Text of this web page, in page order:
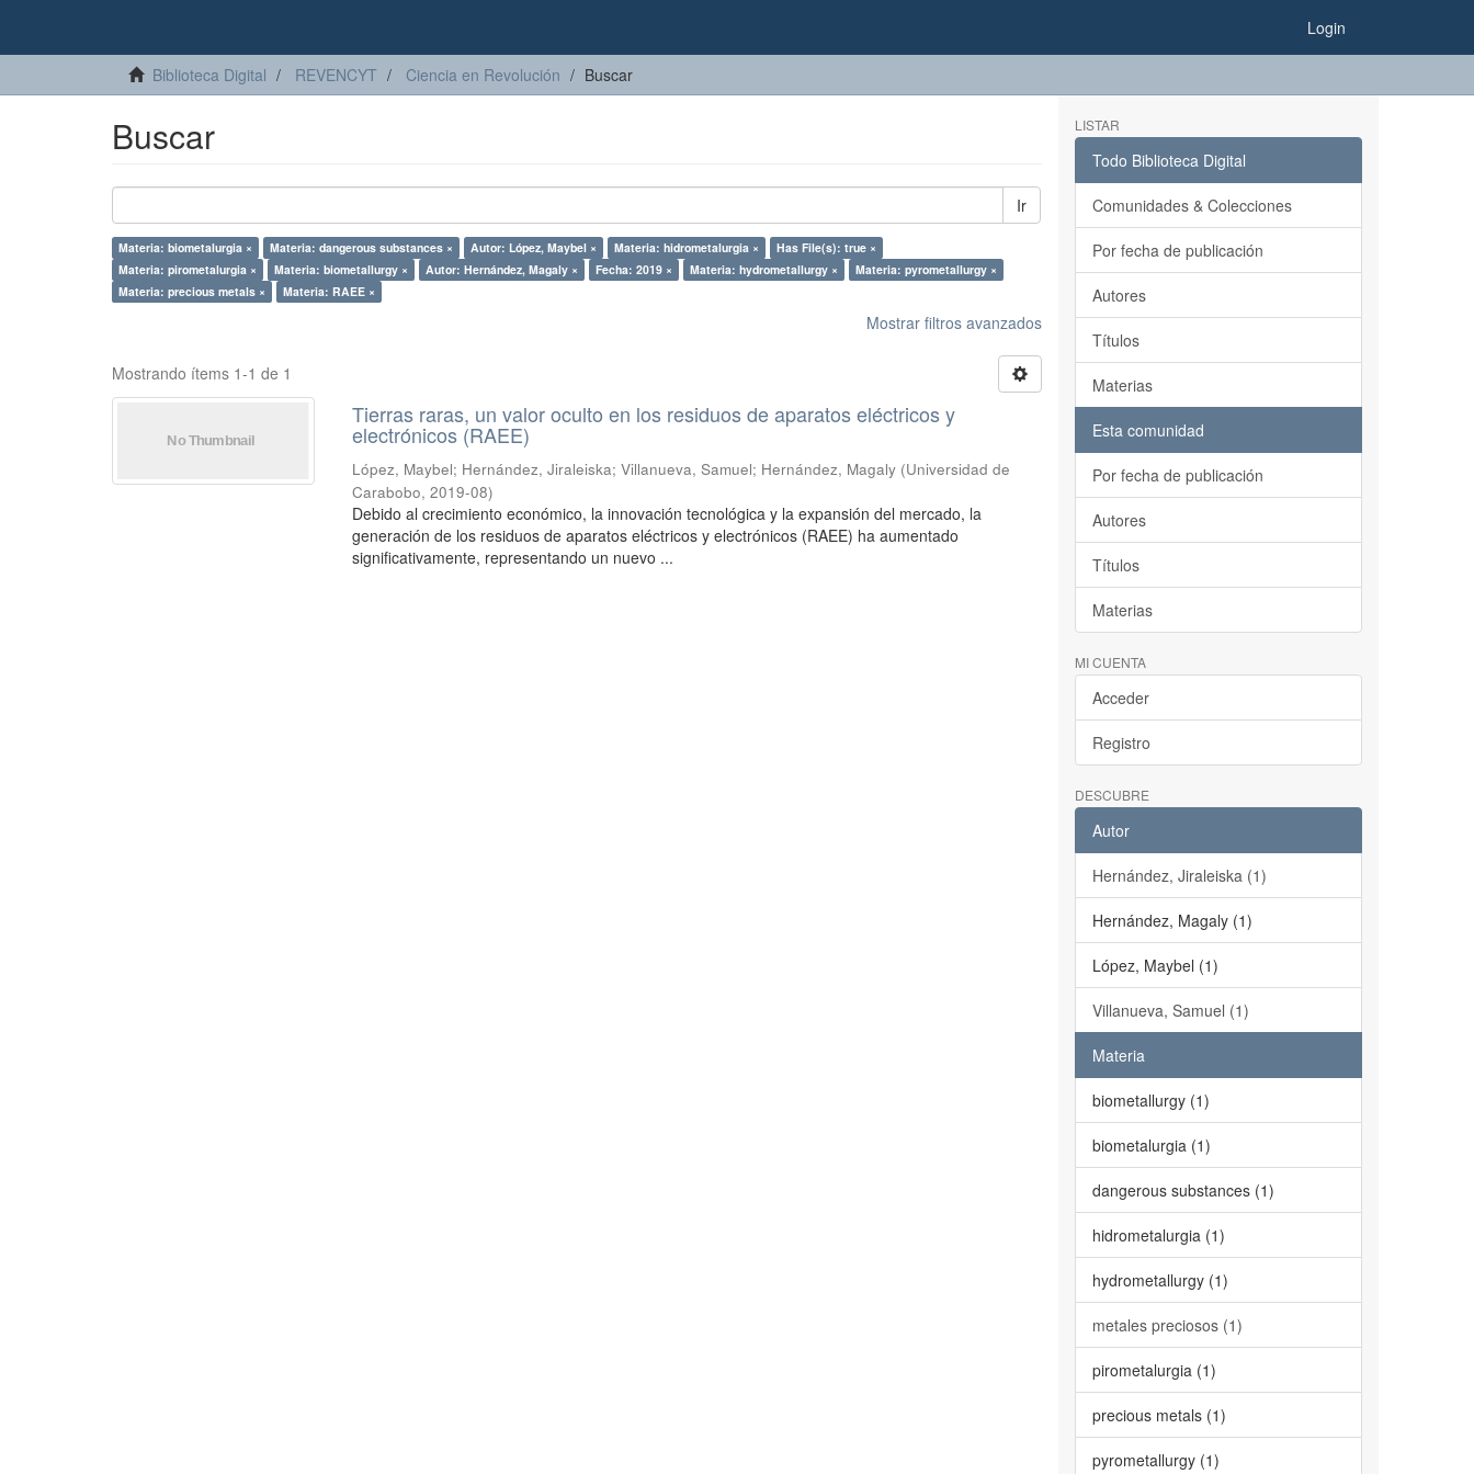
Login
Biblioteca Digital REVENCYT Ciencia en Revolución Buscar
Buscar
Ir
Materia: biometalurgia × Materia: dangerous substances × Autor: López, Maybel × Materia: hidrometalurgia ×
Has File(s): true ×
Materia: pirometalurgia ×
Materia: biometallurgy × Autor: Hernández, Magaly × Fecha: 2019 × Materia: hydrometallurgy ×
Materia: pyrometallurgy ×
Materia: precious metals ×
Materia: RAEE ×
Mostrar filtros avanzados
Mostrando ítems 1-1 de 1
Tierras raras, un valor oculto en los residuos de aparatos eléctricos y
electrónicos (RAEE)
López, Maybel; Hernández, Jiraleiska;Villanueva, Samuel; Hernández, Magaly (Universidad de
Carabobo,2019-08)
Debido al crecimiento económico, la innovación tecnológica y la expansión del mercado, la
generación de los residuos de aparatos eléctricos y electrónicos (RAEE) ha aumentado
significativamente, representando un nuevo ...
LISTAR
Todo Biblioteca Digital
Comunidades & Colecciones
Por fecha de publicación
Autores
Títulos
Materias
Esta comunidad
Por fecha de publicación
Autores
Títulos
Materias
MI CUENTA
Acceder
Registro
DESCUBRE
Autor
Hernández, Jiraleiska (1)
Hernández, Magaly (1)
López, Maybel (1)
Villanueva, Samuel (1)
Materia
biometallurgy (1)
biometalurgia (1)
dangerous substances (1)
hidrometalurgia (1)
hydrometallurgy (1)
metales preciosos (1)
pirometalurgia (1)
precious metals (1)
pyrometallurgy (1)